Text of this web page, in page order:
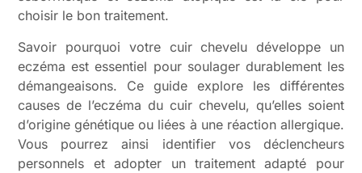
choisir le bon traitement.
Savoir pourquoi votre cuir chevelu développe un
eczéma est essentiel pour soulager durablement les
démangeaisons. Ce guide explore les différentes
causes de l’eczéma du cuir chevelu, qu’elles soient
d’origine génétique ou liées à une réaction allergique.
Vous pourrez ainsi identifier vos déclencheurs
personnels et adopter un traitement adapté pour